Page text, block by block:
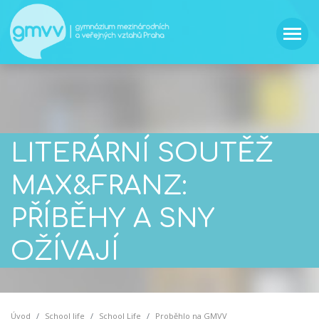
LITERÁRNÍ SOUTĚŽ
MAX&FRANZ:
PŘÍBĚHY A SNY
OŽÍVAJÍ
Úvod School life School Life
Proběhlo na GMVV